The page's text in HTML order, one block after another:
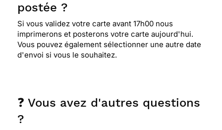
postée ?
Si vous validez votre carte avant 17h00 nous
imprimerons et posterons votre carte aujourd'hui.
Vous pouvez également sélectionner une autre date
d'envoi si vous le souhaitez.
❓ Vous avez d'autres questions
?